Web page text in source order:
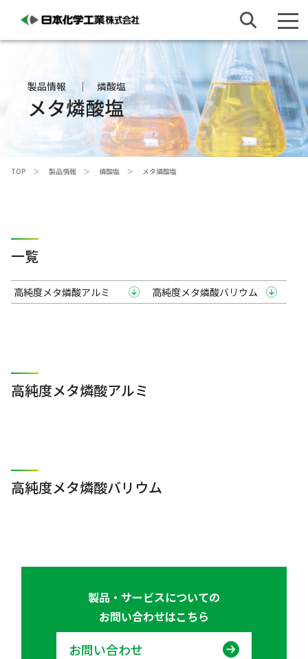
製品情報 燐酸塩
メタ燐酸塩
TOP 製品情報 燐酸塩 メタ燐酸塩
一覧
高純度メタ燐酸アルミ 高純度メタ燐酸バリウム
高純度メタ燐酸アルミ
高純度メタ燐酸バリウム
製品・サービスについての
お問い合わせはこちら
お問い合わせ